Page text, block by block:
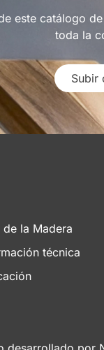
este catálogo
toda la
Subir
de la Madera
técnica